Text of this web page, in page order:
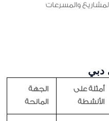
والمسرعات
دبي
أمثلة على
الأنشطة
الجهة
المانحة